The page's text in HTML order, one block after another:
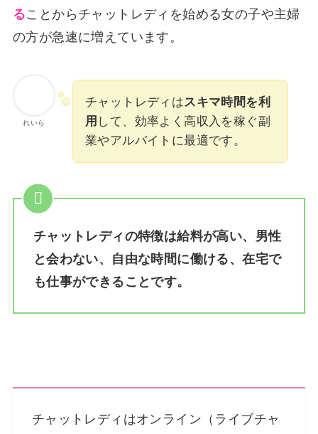
ることからチャットレディを始める女の子や主婦
の方が急速に増えています。
れいら
チャットレディはスキマ時間を利
用 して、効率よく高収入を稼ぐ副
業やアルバイトに最適です。
チャットレディの特徴は給料が高い、男性
と会わない、自由な時間に働ける、在宅で
も仕事ができることです。
チャットレディはオンライン（ライブチャ